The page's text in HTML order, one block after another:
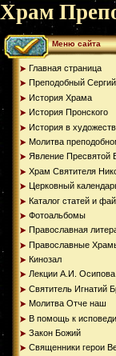
Храм
Меню сайта
Главная страница
Преподобный Сергий
История Храма
История Пронского
История в
Молитва
Явление Пресвятой
Храм Святителя
Церковный
Каталог статей и
Фотоальбомы
Православная
Православные Храмы
Кинозал
Лекции А.И. Осипова
Святитель Игнатий
Молитва Отче наш
В помощь к исповеди
Закон Божий
Священники герои